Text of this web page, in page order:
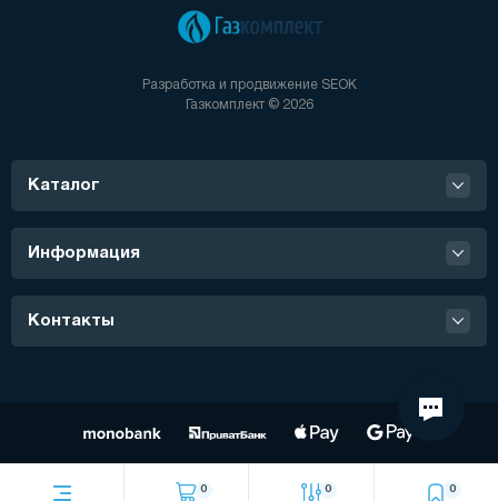
0 0 0
Разработка и продвижение SEOK
Газкомплект © 2026
Каталог
Информация
Контакты